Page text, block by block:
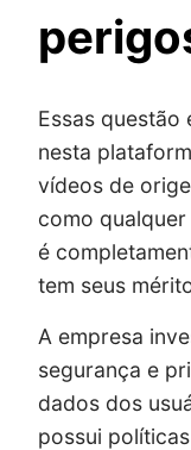
Essas questão
nesta
vídeos de
como
é
tem seus
A empresa
segurança e
dados dos
possui